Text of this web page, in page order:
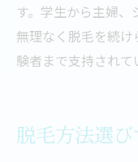
す。学生から主婦
無理なく脱毛を続
験者まで支持されて
脱毛方法選